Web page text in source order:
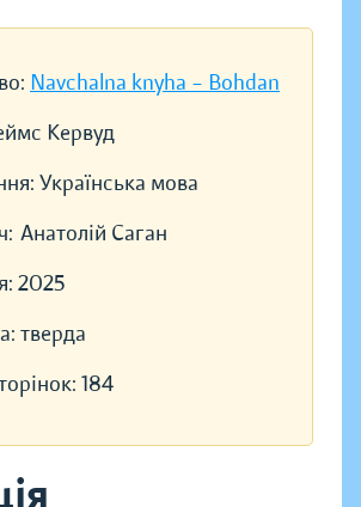
Navchalna knyha – Bohdan
Кервуд
Українська мова
Анатолій Саган
2025
тверда
184